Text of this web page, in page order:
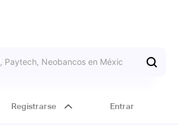
Registrarse Entrar